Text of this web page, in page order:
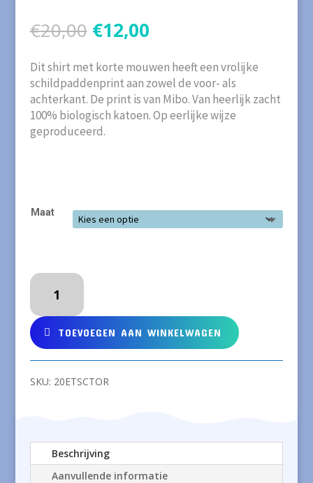
€20,00 Oorspronkelijke
prijs
was:
€20,00.
€12,00Huidige
is:
€12,00.
Dit shirt met korte mouwen heeft een vrolijke
schildpaddenprint aan zowel de voor- als
achterkant. De print is van Mibo. Van heerlijk zacht
100% biologisch katoen. Op eerlijke wijze
geproduceerd.
Maat
COQ
PÂTE
T-
shirt
van
biokatoen
aantal
TOEVOEGEN AAN WINKELWAGEN
SKU: 20ETSCTOR
Beschrijving
Aanvullende informatie